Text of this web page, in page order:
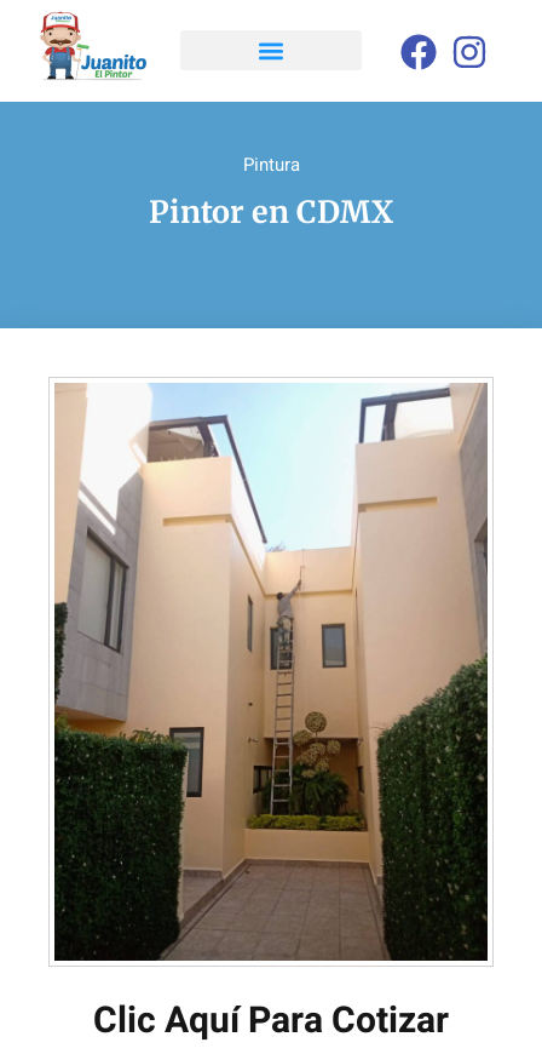
Pintura
Pintor en CDMX
Clic Aquí Para Cotizar​